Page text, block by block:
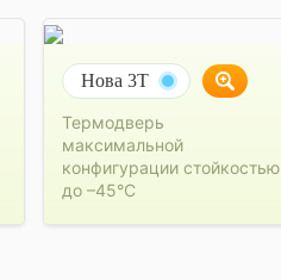
Нова 3Т
Термодверь
максимальной
конфигурации стойкостью
до –45°C